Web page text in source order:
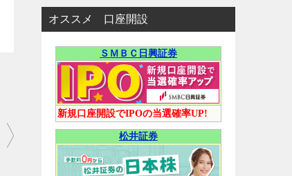
オススメ 口座開設
ＳＭＢＣ日興証券
新規口座開設でIPOの当選確率UP!
松井証券